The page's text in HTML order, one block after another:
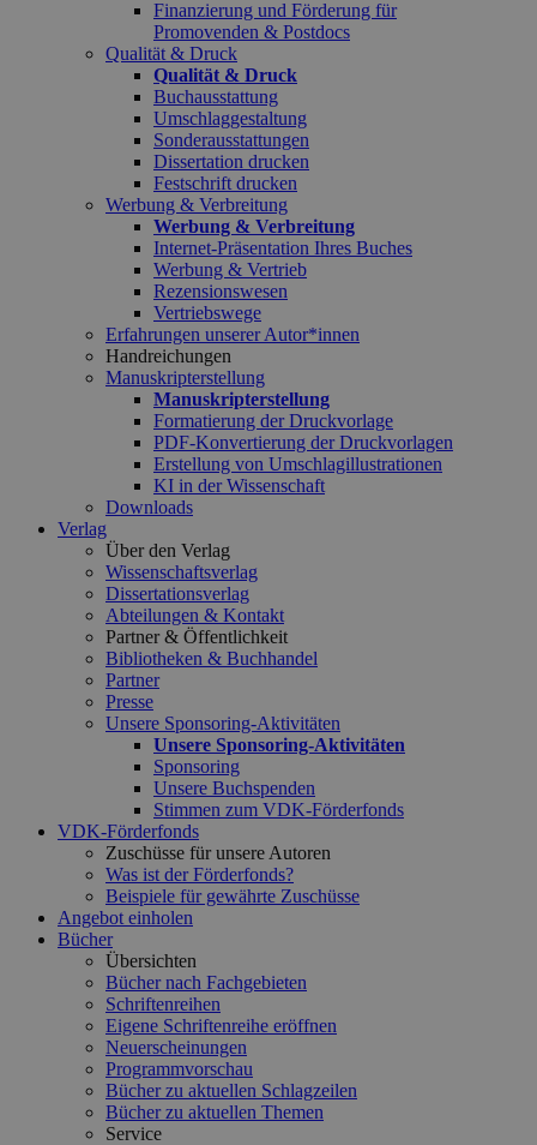
Finanzierung und Förderung für
Promovenden & Postdocs
Qualität & Druck
Qualität & Druck
Buchausstattung
Umschlaggestaltung
Sonderausstattungen
Dissertation drucken
Festschrift drucken
Werbung & Verbreitung
Werbung & Verbreitung
Internet-Präsentation Ihres Buches
Werbung & Vertrieb
Rezensionswesen
Vertriebswege
Erfahrungen unserer Autor*innen
Handreichungen
Manuskripterstellung
Manuskripterstellung
Formatierung der Druckvorlage
PDF-Konvertierung der Druckvorlagen
Erstellung von Umschlagillustrationen
KI in der Wissenschaft
Downloads
Verlag
Über den Verlag
Wissenschaftsverlag
Dissertationsverlag
Abteilungen & Kontakt
Partner & Öffentlichkeit
Bibliotheken & Buchhandel
Partner
Presse
Unsere Sponsoring-Aktivitäten
Unsere Sponsoring-Aktivitäten
Sponsoring
Unsere Buchspenden
Stimmen zum VDK-Förderfonds
VDK-Förderfonds
Zuschüsse für unsere Autoren
Was ist der Förderfonds?
Beispiele für gewährte Zuschüsse
Angebot einholen
Bücher
Übersichten
Bücher nach Fachgebieten
Schriftenreihen
Eigene Schriftenreihe eröffnen
Neuerscheinungen
Programmvorschau
Bücher zu aktuellen Schlagzeilen
Bücher zu aktuellen Themen
Service